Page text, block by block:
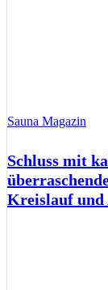
Sauna Magazin
Schluss mit
Kreislauf und